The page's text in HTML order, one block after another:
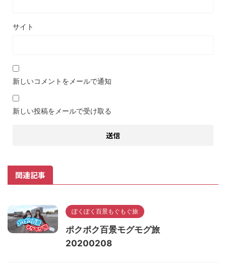
サイト
新しいコメントをメールで通知
新しい投稿をメールで受け取る
関連記事
ぽくぽく百景もぐもぐ旅
ポクポク百景モグモグ旅
20200208